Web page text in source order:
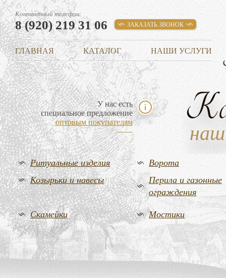
Контактный телефон:
8 (920) 219 31 06 ЗАКАЗАТЬ ЗВОНОК
ГЛАВНАЯ КАТАЛОГ НАШИ УСЛУГИ
У нас есть
специальное предложение
оптовым покупателям
Ритуальные изделия
Ворота
Козырьки и навесы
Перила и газонные
ограждения
Скамейки Мостики